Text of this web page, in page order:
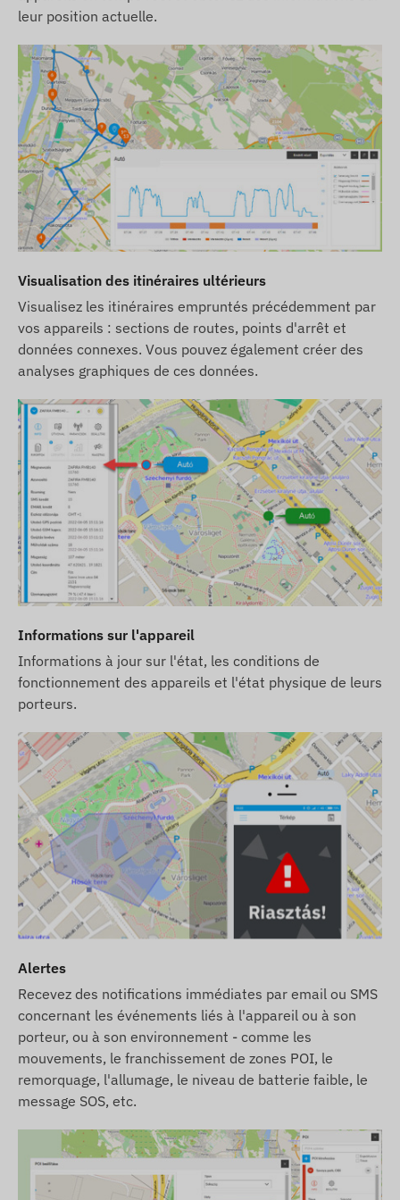
En cas d'abonnement logiciel, si vous souhaitez
utiliser notre service d'alerte par SMS en plus des
notifications par email, achetez également une
carte de crédit SMS disponible dans notre
boutique en ligne parmi les produits associés a
l'appareil.
Ce dispositif fonctionne exclusivement sur le
réseau 2G. Ce réseau a déja été désactivé par
certains fournisseurs de services GSM dans
certains pays (par exemple, en Suisse) et il est
toute l'Europe d'ici le 31 décembre 2025. Dans le
cas d'un pays ou d'une région spécifique, il est
conseillé de se renseigner localement sur la
situation actuelle, mais si vous prévoyez a long
terme, nous vous recommandons de choisir un
dispositif fonctionnant sur le réseau 4G.
Les descriptions et les images des appareils sur le
site Web sont basées sur les informations
publiées par le fabricant, qui ne sont pas toujours
exactes et exemptes d'erreurs. Le fabricant se
réserve le droit de modifier certains paramètres
du produit ou de son emballage sans préavis - la
mise à jour de ces informations sur notre site Web
se fait après détection et évaluation de ces
modifications.
leur position actuelle.
Visualisation des itinéraires ultérieurs
Visualisez les itinéraires empruntés précédemment par
vos appareils : sections de routes, points d'arrêt et
données connexes. Vous pouvez également créer des
analyses graphiques de ces données.
Informations sur l'appareil
Informations à jour sur l'état, les conditions de
fonctionnement des appareils et l'état physique de leurs
porteurs.
Alertes
Recevez des notifications immédiates par email ou SMS
concernant les événements liés à l'appareil ou à son
porteur, ou à son environnement - comme les
mouvements, le franchissement de zones POI, le
remorquage, l'allumage, le niveau de batterie faible, le
message SOS, etc.